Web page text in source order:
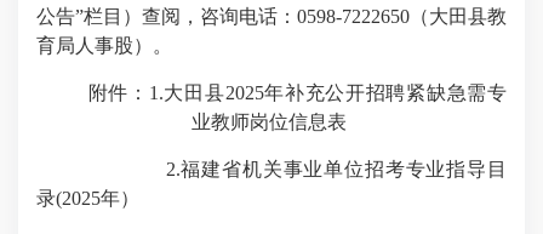
公告”栏目）查阅，咨询电话： 0598-7222650 （大田县教
育局人事股）。
附件： 1.大田县2025年补充公开招聘紧缺急需专
业教师岗位信息表
2.福建省机关事业单位招考专业指导目
录(2025年）